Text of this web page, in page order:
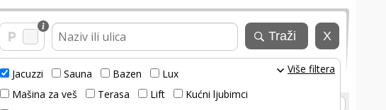
Više filtera
Jacuzzi Sauna Bazen
Lux
Mašina za veš
Terasa Lift
Kućni ljubimci
- - - - - - - - - - - -